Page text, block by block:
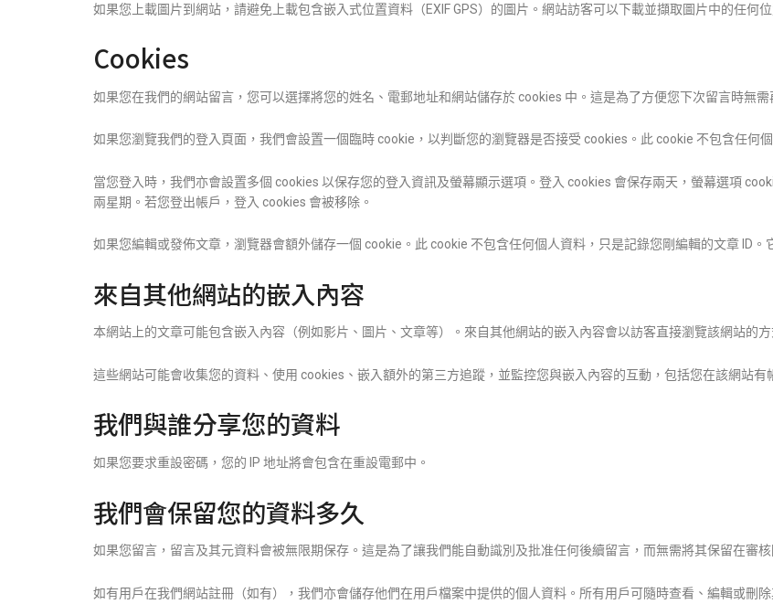
如果您上載圖片到網站，請避免上載包含嵌入式位置資料（EXIF GPS）的圖片。網站訪客可以下載並擷取圖片中的任何位
Cookies
如果您在我們的網站留言，您可以選擇將您的姓名、電郵地址和網站儲存於 cookies 中。這是為了方便您下次留言時無
如果您瀏覽我們的登入頁面，我們會設置一個臨時 cookie，以判斷您的瀏覽器是否接受 cookies。此 cookie 不包含任何
當您登入時，我們亦會設置多個 cookies 以保存您的登入資訊及螢幕顯示選項。登入 cookies 會保存兩天，螢幕選項
兩星期。若您登出帳戶，登入 cookies 會被移除。
如果您編輯或發佈文章，瀏覽器會額外儲存一個 cookie。此 cookie 不包含任何個人資料，只是記錄您剛編輯的文章 ID。
來自其他網站的嵌入內容
本網站上的文章可能包含嵌入內容（例如影片、圖片、文章等）。來自其他網站的嵌入內容會以訪客直接瀏覽該網站的方
這些網站可能會收集您的資料、使用 cookies、嵌入額外的第三方追蹤，並監控您與嵌入內容的互動，包括您在該網站有
我們與誰分享您的資料
如果您要求重設密碼，您的 IP 地址將會包含在重設電郵中。
我們會保留您的資料多久
如果您留言，留言及其元資料會被無限期保存。這是為了讓我們能自動識別及批准任何後續留言，而無需將其保留在審核
如有用戶在我們網站註冊（如有），我們亦會儲存他們在用戶檔案中提供的個人資料。所有用戶可隨時查看、編輯或刪